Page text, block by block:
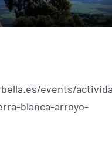
events/
blanca-arroyo-